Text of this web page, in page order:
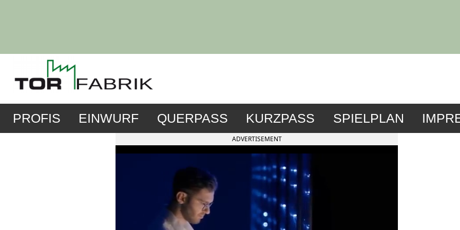
PROFIS EINWURF QUERPASS KURZPASS SPIELPLAN
ADVERTISEMENT